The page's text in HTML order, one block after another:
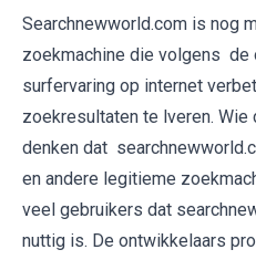
Searchnewworld.com is nog
zoekmachine die volgens de
surfervaring op internet
zoekresultaten te lveren.
denken dat
en andere legitieme
veel gebruikers dat
nuttig is. De ontwikkelaars